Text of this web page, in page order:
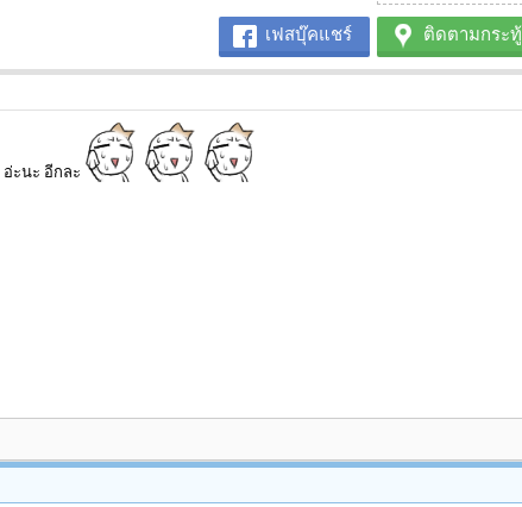
เฟสบุ๊คแชร์ ติดตามกระทู้
ะนะ อีกละ